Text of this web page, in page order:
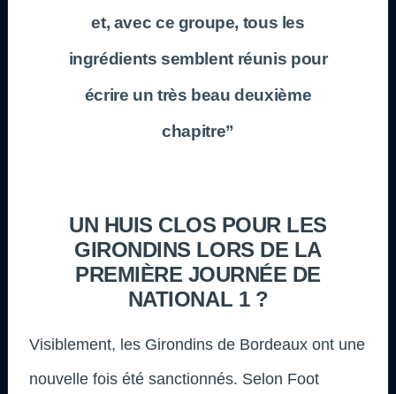
et, avec ce groupe, tous les
ingrédients semblent réunis pour
écrire un très beau deuxième
chapitre”
UN HUIS CLOS POUR LES
GIRONDINS LORS DE LA
PREMIÈRE JOURNÉE DE
NATIONAL 1 ?
Visiblement, les Girondins de Bordeaux ont une
nouvelle fois été sanctionnés. Selon Foot